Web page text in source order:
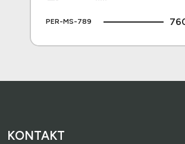
PER-MS-789
KONTAKT